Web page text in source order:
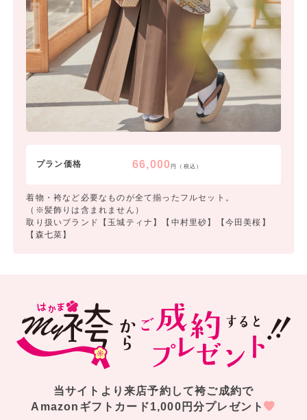
プラン価格 66,000円（税込）
着物・袴など必要なものが全て揃ったフルセット。
（※髪飾りは含まれません）
取り扱いブランド【玉城ティナ】【中村里砂】【今田美桜】
【森七菜】
当サイトより来店予約して袴ご成約で
Amazonギフトカード1,000円分プレゼント